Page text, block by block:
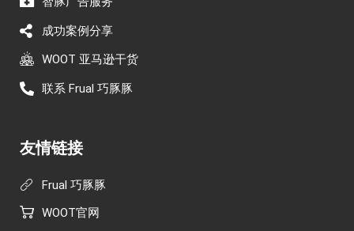
成功案例分享
WOOT 亚马逊干货
联系 Frual 巧豚豚
友情链接
Frual 巧豚豚
WOOT官网